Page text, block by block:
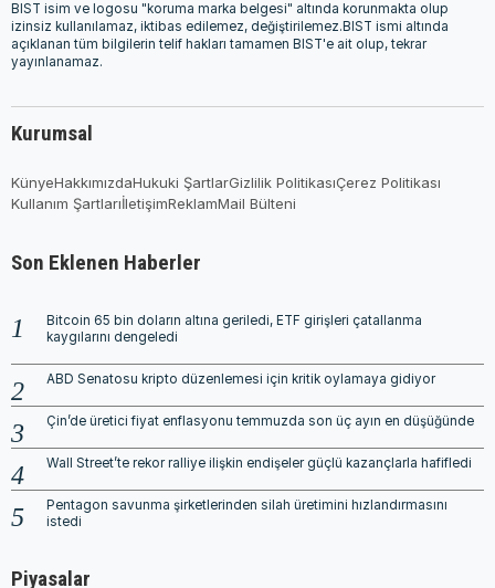
BIST isim ve logosu "koruma marka belgesi" altında korunmakta olup
izinsiz kullanılamaz, iktibas edilemez, değiştirilemez.BIST ismi altında
açıklanan tüm bilgilerin telif hakları tamamen BIST'e ait olup, tekrar
yayınlanamaz.
Kurumsal
KünyeHakkımızdaHukuki ŞartlarGizlilik PolitikasıÇerez Politikası
Kullanım ŞartlarıİletişimReklamMail Bülteni
Son Eklenen Haberler
Bitcoin 65 bin doların altına geriledi, ETF girişleri çatallanma
kaygılarını dengeledi
ABD Senatosu kripto düzenlemesi için kritik oylamaya gidiyor
Çin’de üretici fiyat enflasyonu temmuzda son üç ayın en düşüğünde
Wall Street’te rekor ralliye ilişkin endişeler güçlü kazançlarla hafifledi
Pentagon savunma şirketlerinden silah üretimini hızlandırmasını
istedi
Piyasalar